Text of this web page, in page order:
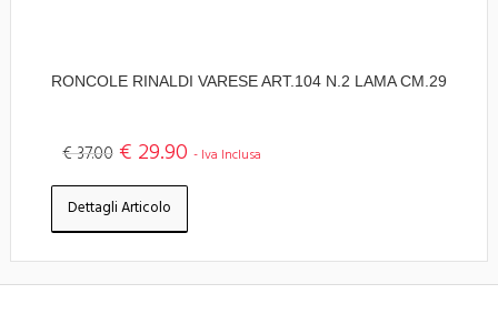
RONCOLE RINALDI VARESE ART.104 N.2 LAMA CM.29
€ 37.00 € 29.90 - Iva Inclusa
Dettagli Articolo